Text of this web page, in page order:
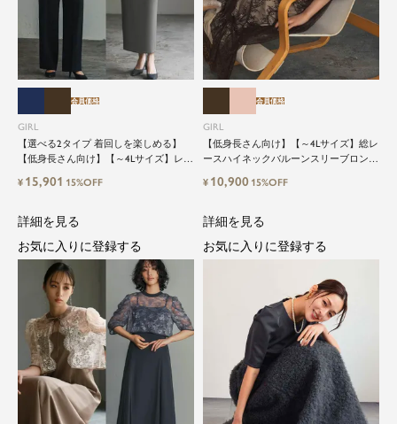
GIRL
【選べる2タイプ 着回しを楽しめる】
【低身長さん向け】【～4Lサイズ】レイ
カートorワイドパンツセットアップロン
ティードレス
会員価格
¥ 15,901 15%OFF
GIRL
【低身長さん向け】【～4Lサイズ】総レ
ースハイネックバルーンスリーブロング
会員価格
¥ 10,900 15%OFF
詳細を見る
お気に入りに登録する
詳細を見る
お気に入りに登録する